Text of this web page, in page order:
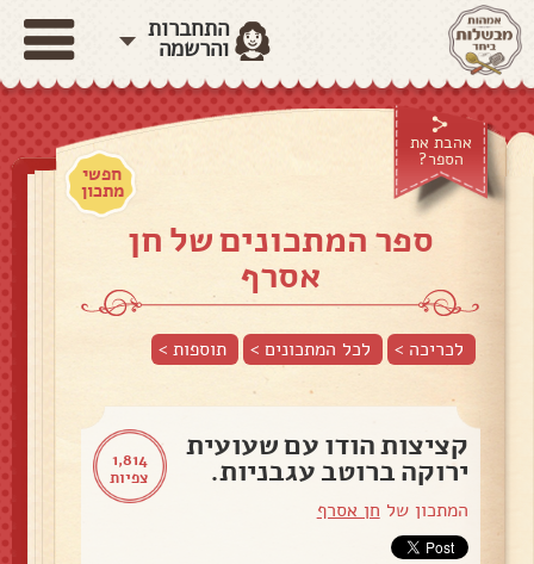
התחברות
והרשמה
אהבת את
הספר?
חפשי
מתכון
ספר המתכונים של חן
אסרף
לכריכה > לכל המתכונים > תוספות>
1,814
צפיות
קציצות הודו עם שעועית
ירוקה ברוטב עגבניות.
המתכון של חן אסרף